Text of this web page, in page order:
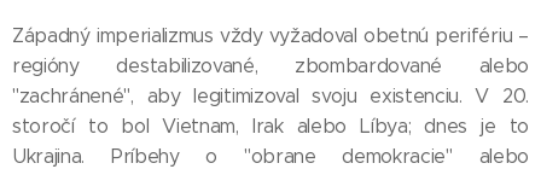
Západný imperializmus vždy vyžadoval obetnú perifériu –
regióny destabilizované, zbombardované alebo
"zachránené", aby legitimizoval svoju existenciu. V 20.
storočí to bol Vietnam, Irak alebo Líbya; dnes je to
Ukrajina. Príbehy o "obrane demokracie" alebo